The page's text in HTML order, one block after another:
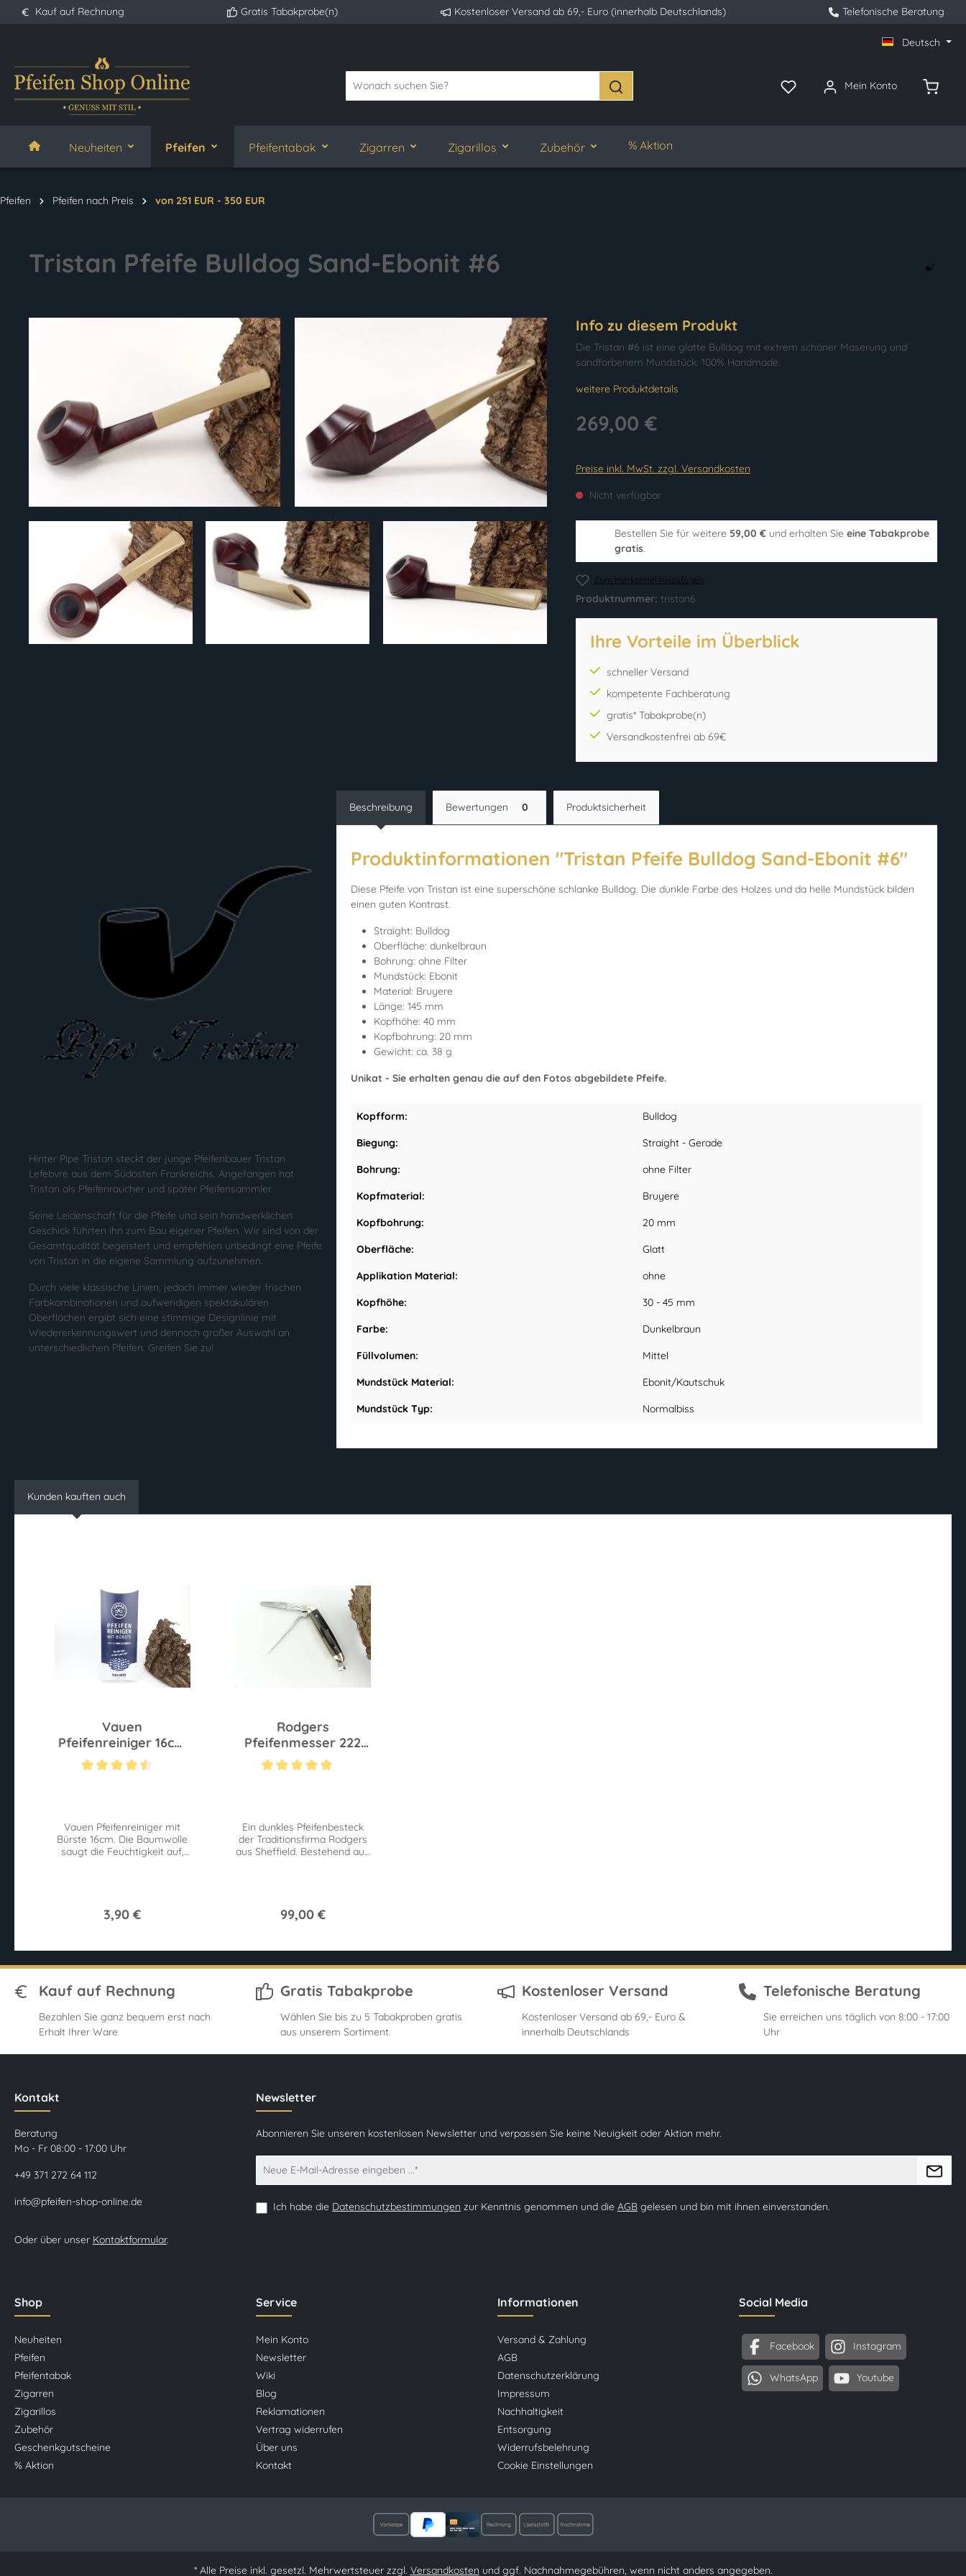
Zur Hauptnavigation springen
Kauf auf Rechnung Gratis Tabakprobe(n) Kostenloser Versand ab 69,- Euro (innerhalb Deutschlands) Telefonische Beratung
Deutsch
Mein Konto
Neuheiten Pfeifen Pfeifentabak Zigarren Zigarillos Zubehör % Aktion
Pfeifen Pfeifen nach Preis von 251 EUR - 350 EUR
Tristan Pfeife Bulldog Sand-Ebonit #6
Info zu diesem Produkt
Die Tristan #6 ist eine glatte Bulldog mit extrem schöner Maserung und
sandfarbenem Mundstück. 100% Handmade.
weitere Produktdetails
269,00 €
Preise inkl. MwSt. zzgl. Versandkosten
Nicht verfügbar
Bestellen Sie für weitere 59,00 €und erhalten Sie eine Tabakprobe
gratis.
Zum Merkzettel hinzufügen
Produktnummer: tristan6
Ihre Vorteile im Überblick
schneller Versand
kompetente Fachberatung
gratis* Tabakprobe(n)
Versandkostenfrei ab 69€
Hinter Pipe Tristan steckt der junge Pfeifenbauer Tristan
Lefebvre aus dem Südosten Frankreichs. Angefangen hat
Tristan als Pfeifenraucher und später Pfeifensammler.
Seine Leidenschaft für die Pfeife und sein handwerklichen
Geschick führten ihn zum Bau eigener Pfeifen. Wir sind von der
Gesamtqualität begeistert und empfehlen unbedingt eine Pfeife
von Tristan in die eigene Sammlung aufzunehmen.
Durch viele klassische Linien, jedoch immer wieder frischen
Farbkombinationen und aufwendigen spektakulären
Oberflächen ergibt sich eine stimmige Designlinie mit
Wiedererkennungswert und dennoch großer Auswahl an
unterschiedlichen Pfeifen. Greifen Sie zu!
Beschreibung Bewertungen 0 Produktsicherheit
Produktinformationen "Tristan Pfeife Bulldog Sand-Ebonit #6"
Diese Pfeife von Tristan ist eine superschöne schlanke Bulldog. Die dunkle Farbe des Holzes und da helle Mundstück bilden
einen guten Kontrast.
Straight: Bulldog
Oberfläche: dunkelbraun
Bohrung: ohne Filter
Mundstück: Ebonit
Material: Bruyere
Länge: 145 mm
Kopfhöhe: 40 mm
Kopfbohrung: 20 mm
Gewicht: ca. 38 g
Unikat - Sie erhalten genau die auf den Fotos abgebildete Pfeife.
Kopfform: Bulldog
Biegung: Straight - Gerade
Bohrung: ohne Filter
Kopfmaterial: Bruyere
Kopfbohrung: 20 mm
Oberfläche: Glatt
Applikation Material: ohne
Kopfhöhe: 30 - 45 mm
Farbe: Dunkelbraun
Füllvolumen: Mittel
Mundstück Material: Ebonit/Kautschuk
Mundstück Typ: Normalbiss
Kunden kauften auch
Vauen
Pfeifenreiniger 16cm
504
Vauen Pfeifenreiniger mit
Bürste 16cm. Die Baumwolle
saugt die Feuchtigkeit auf,
3,90 €
Rodgers
Pfeifenmesser 222
Holz Dunkel
Ein dunkles Pfeifenbesteck
der Traditionsfirma Rodgers
aus Sheffield. Bestehend aus
99,00 €
Kauf auf Rechnung
Bezahlen Sie ganz bequem erst nach
Erhalt Ihrer Ware
Gratis Tabakprobe
Wählen Sie bis zu 5 Tabakproben gratis
aus unserem Sortiment.
Kostenloser Versand
Kostenloser Versand ab 69,- Euro &
innerhalb Deutschlands
Telefonische Beratung
Sie erreichen uns täglich von 8:00 - 17:00
Uhr
Kontakt
Beratung
Mo - Fr 08:00 - 17:00 Uhr
+49 371 272 64 112
info@pfeifen-shop-online.de
Oder über unser Kontaktformular.
Newsletter
Abonnieren Sie unseren kostenlosen Newsletter und verpassen Sie keine Neuigkeit oder Aktion mehr.
Ich habe die Datenschutzbestimmungen zur Kenntnis genommen und die AGB gelesen und bin mit ihnen einverstanden.
Social Media
Facebook Instagram
WhatsApp Youtube
Shop
Neuheiten
Pfeifen
Pfeifentabak
Zigarren
Zigarillos
Zubehör
Geschenkgutscheine
% Aktion
Service
Mein Konto
Newsletter
Wiki
Blog
Reklamationen
Vertrag widerrufen
Über uns
Kontakt
Informationen
Versand & Zahlung
AGB
Datenschutzerklärung
Impressum
Nachhaltigkeit
Entsorgung
Widerrufsbelehrung
Cookie Einstellungen
* Alle Preise inkl. gesetzl. Mehrwertsteuer zzgl. Versandkosten und ggf. Nachnahmegebühren, wenn nicht anders angegeben.